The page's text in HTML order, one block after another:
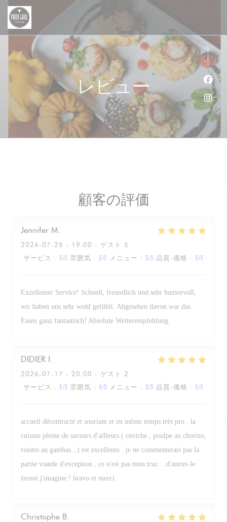
クッキー利用の管理について
レビュー
顧客の評価
Jennifer M
2026-07-25 - 19:00 - ゲスト 5
サービス : 5/5 雰囲気 : 5/5 メニュー : 5/5 品質-価格 : 5/5
Exzellenter Service! Schnell, freundlich und sehr humorvoll,
wir haben uns sehr wohl gefühlt. Abgesehen davon war das
Essen ganz fantastisch! Absolute Weiterempfehlung.
DIDIER I
2026-07-17 - 20:00 - ゲスト 2
サービス : 5/5 雰囲気 : 4/5 メニュー : 5/5 品質-価格 : 5/5
accueil décontracté et souriant et en même temps très pro . la
cuisine pleine de saveurs d'ailleurs ( ceviche , poulpe au chorizo,
risotto au gambas...) est excellente . je ne commenterais pas la
partie viande d'exception , ce n'est pas mon truc ...d'autres le
feront j'imagine ! bravo et merci
Christophe B